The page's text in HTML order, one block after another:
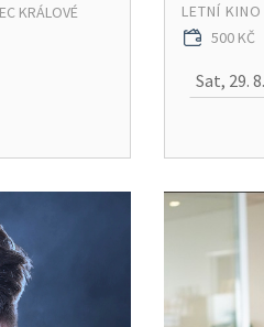
KRÁLOVÉ
LETNÍ
500 KČ
Sat, 29.